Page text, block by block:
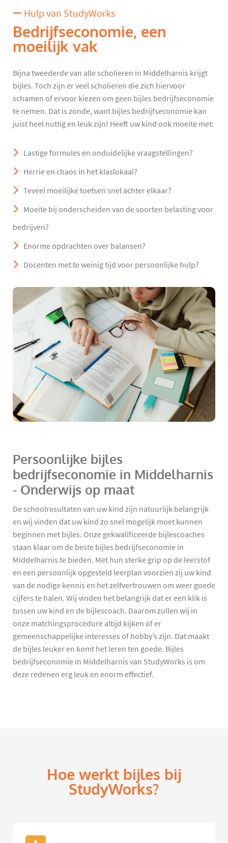
Hulp van StudyWorks
Bedrijfseconomie, een
moeilijk vak
Bijna tweederde van alle scholieren in Middelharnis krijgt
bijles. Toch zijn er veel scholieren die zich hiervoor
schamen of ervoor kiezen om geen bijles bedrijfseconomie
te nemen. Dat is zonde, want bijles bedrijfseconomie kan
juist heel nuttig en leuk zijn! Heeft uw kind ook moeite met:
Lastige formules en onduidelijke vraagstellingen?
Herrie en chaos in het klaslokaal?
Teveel moeilijke toetsen snel achter elkaar?
Moeite bij onderscheiden van de soorten belasting voor
bedrijven?
Enorme opdrachten over balansen?
Docenten met te weinig tijd voor persoonlijke hulp?
Persoonlijke bijles
bedrijfseconomie in Middelharnis
- Onderwijs op maat
De schoolresultaten van uw kind zijn natuurlijk belangrijk
en wij vinden dat uw kind zo snel mogelijk moet kunnen
beginnen met bijles. Onze gekwalificeerde bijlescoaches
staan klaar om de beste bijles bedrijfseconomie in
Middelharnis te bieden. Met hun sterke grip op de leerstof
en een persoonlijk opgesteld leerplan voorzien zij uw kind
van de nodige kennis en het zelfvertrouwen om weer goede
cijfers te halen. Wij vinden het belangrijk dat er een klik is
tussen uw kind en de bijlescoach. Daarom zullen wij in
onze matchingsprocedure altijd kijken of er
gemeenschappelijke interesses of hobby’s zijn. Dat maakt
de bijles leuker en komt het leren ten goede. Bijles
bedrijfseconomie in Middelharnis van StudyWorks is om
deze redenen erg leuk en enorm effectief.
Hoe werkt bijles bij
StudyWorks?